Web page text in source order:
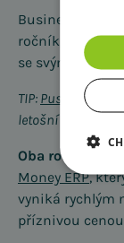
Business
ročník, kde se
se svým e-
TIP: Pusťte si celý
letošní event.
Oba ročníky
Money ERP,
vyniká rychlým
příznivou